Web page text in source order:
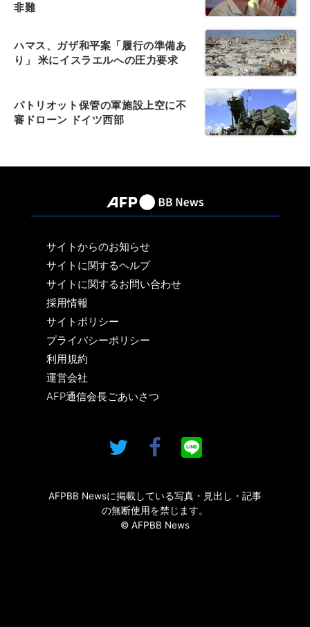
非難
ハマス、ガザ和平案「履行の準備あ
り」 米にイスラエルへの圧力要求
パトリオット保管の軍施設上空に不
審ドローン ドイツ西部
サイトからのお知らせ
サイトに関するヘルプ
サイトに関するお問い合わせ
採用情報
サイトポリシー
プライバシーポリシー
利用規約
運営会社
AFP通信会長ごあいさつ
AFPBB Newsに掲載している写真・見出し・記事
の無断使用を禁じます。
© AFPBB News